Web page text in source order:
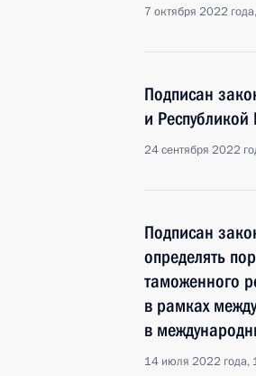
7 октября 2022
Подписан
и Республикой
24 сентября 2022
Подписан
определять
таможенного
в рамках
в
14 июля 2022 года,